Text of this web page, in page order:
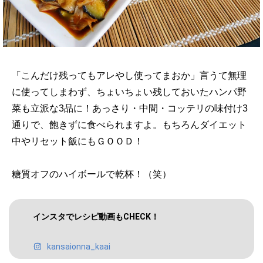
「こんだけ残ってもアレやし使ってまおか」言うて無理
に使ってしまわず、ちょいちょい残しておいたハンパ野
菜も立派な3品に！あっさり・中間・コッテリの味付け3
通りで、飽きずに食べられますよ。もちろんダイエット
中やリセット飯にもＧＯＯＤ！
糖質オフのハイボールで乾杯！（笑）
インスタでレシピ動画もCHECK！
kansaionna_kaai